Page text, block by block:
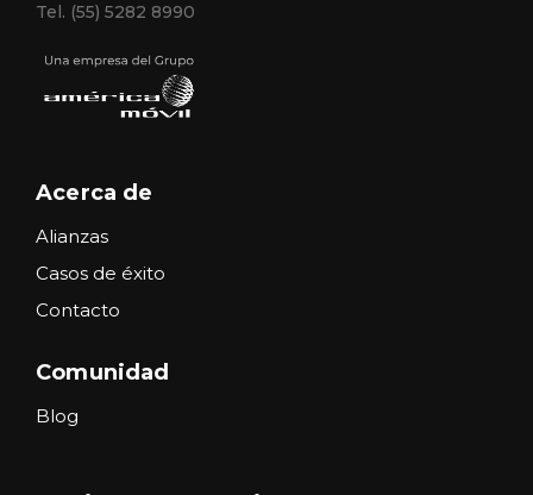
Tel. (55) 5282 8990
Acerca de
Alianzas
Casos de éxito
Contacto
Comunidad
Blog